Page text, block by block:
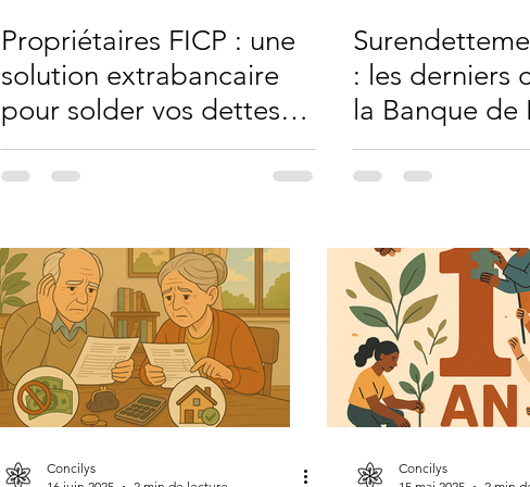
Propriétaires FICP : une
solution extrabancaire
pour solder vos dettes
sans vendre votre
logement
: les derniers
la Banque de
confirment
dégradation
Concilys
Concilys